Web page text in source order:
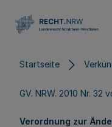
Startseite
GV. NRW. 2010 Nr. 32
Verordnung zur